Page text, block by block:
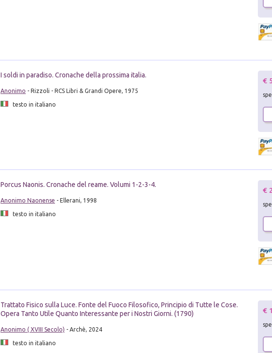
I soldi in paradiso. Cronache della prossima italia.
Anonimo - Rizzoli - RCS Libri & Grandi Opere, 1975
testo in italiano
€
Porcus Naonis. Cronache del reame. Volumi 1-2-3-4.
Anonimo Naonense - Ellerani, 1998
testo in italiano
€
Trattato Fisico sulla Luce. Fonte del Fuoco Filosofico, Principio di Tutte le Cose.
Opera Tanto Utile Quanto Interessante per i Nostri Giorni. (1790)
Anonimo ( XVIII Secolo) - Archè, 2024
testo in italiano
€